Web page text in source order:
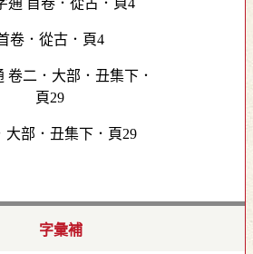
卷．從古．頁4
大部．丑集下．頁29
字彙補